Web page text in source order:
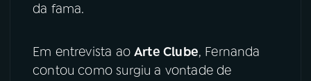
YouTube Facebook
da fama.
Em entrevista aoArte Clube, Fernanda
contou como surgiu a vontade de